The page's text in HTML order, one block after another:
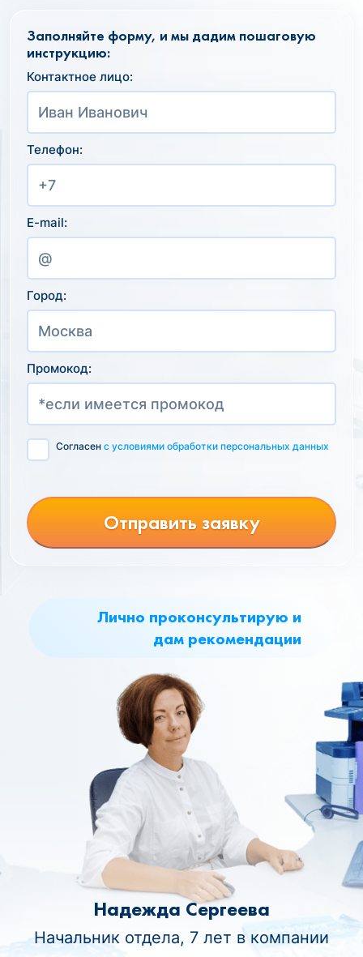
Лично проконсультирую и
дам рекомендации
Надежда Сергеева
Начальник отдела, 7 лет в компании
Заполняйте форму, и мы дадим пошаговую
инструкцию:
Контактное лицо:
Телефон:
E-mail:
Город:
Промокод:
Согласен с условиями обработки персональных данных
Отправить заявку